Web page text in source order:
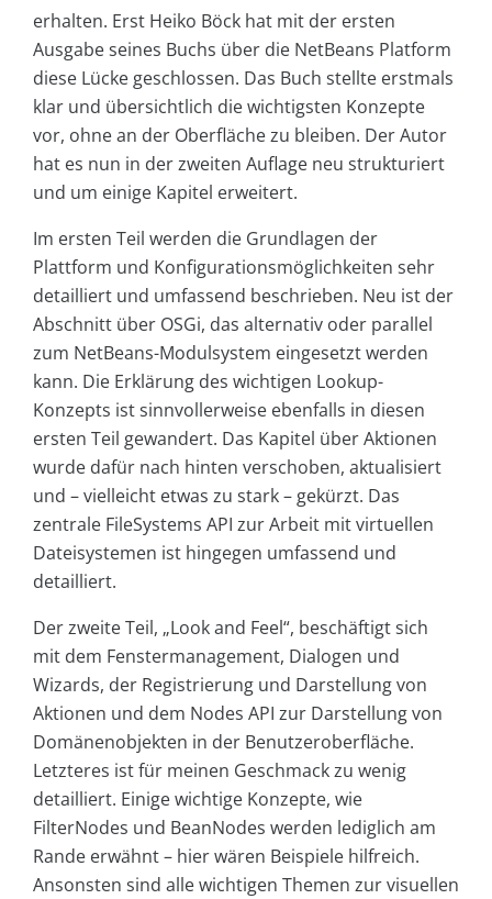
erhalten. Erst Heiko Böck hat mit der ersten
Ausgabe seines Buchs über die NetBeans Platform
diese Lücke geschlossen. Das Buch stellte erstmals
klar und übersichtlich die wichtigsten Konzepte
vor, ohne an der Oberfläche zu bleiben. Der Autor
hat es nun in der zweiten Auflage neu strukturiert
und um einige Kapitel erweitert.
Im ersten Teil werden die Grundlagen der
Plattform und Konfigurationsmöglichkeiten sehr
detailliert und umfassend beschrieben. Neu ist der
Abschnitt über OSGi, das alternativ oder parallel
zum NetBeans-Modulsystem eingesetzt werden
kann. Die Erklärung des wichtigen Lookup-
Konzepts ist sinnvollerweise ebenfalls in diesen
ersten Teil gewandert. Das Kapitel über Aktionen
wurde dafür nach hinten verschoben, aktualisiert
und – vielleicht etwas zu stark – gekürzt. Das
zentrale FileSystems API zur Arbeit mit virtuellen
Dateisystemen ist hingegen umfassend und
detailliert.
Der zweite Teil, „Look and Feel“, beschäftigt sich
mit dem Fenstermanagement, Dialogen und
Wizards, der Registrierung und Darstellung von
Aktionen und dem Nodes API zur Darstellung von
Domänenobjekten in der Benutzeroberfläche.
Letzteres ist für meinen Geschmack zu wenig
detailliert. Einige wichtige Konzepte, wie
FilterNodes und Bean­Nodes werden lediglich am
Rande erwähnt – hier wären Beispiele hilfreich.
Ansonsten sind alle wichtigen Themen zur visuellen